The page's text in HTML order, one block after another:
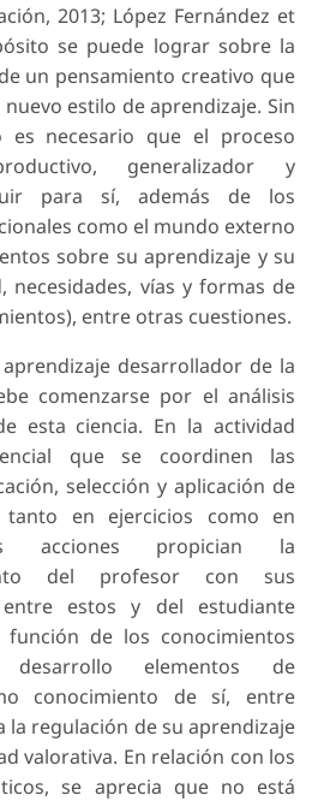
2013; López Fernández et
se puede lograr sobre la
un pensamiento creativo que
estilo de aprendizaje. Sin
es necesario que el proceso
generalizador y
para sí, además de los
como el mundo externo
sobre su aprendizaje y su
necesidades, vías y formas de
entre otras cuestiones.
desarrollador de la
comenzarse por el análisis
esta ciencia. En la actividad
que se coordinen las
selección y aplicación de
tanto en ejercicios como en
acciones propician la
del profesor con sus
estos y del estudiante
de los conocimientos
desarrollo elementos de
conocimiento de sí, entre
la regulación de su aprendizaje
valorativa. En relación con los
se aprecia que no está